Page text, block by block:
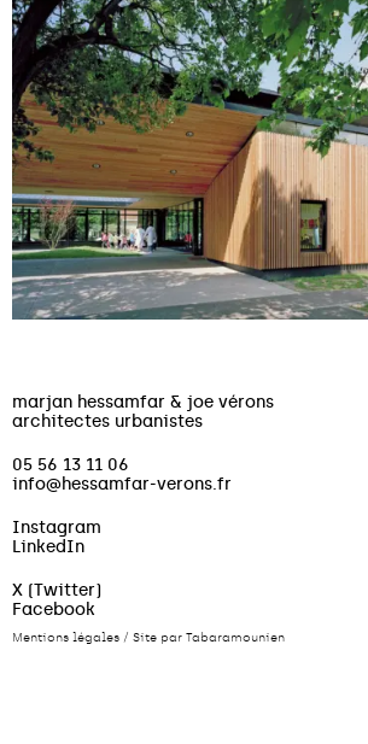
marjan hessamfar & joe vérons
architectes urbanistes
05 56 13 11 06
info@hessamfar-verons.fr
Instagram
LinkedIn
X (Twitter)
Facebook
Mentions légales / Site par Tabaramounien